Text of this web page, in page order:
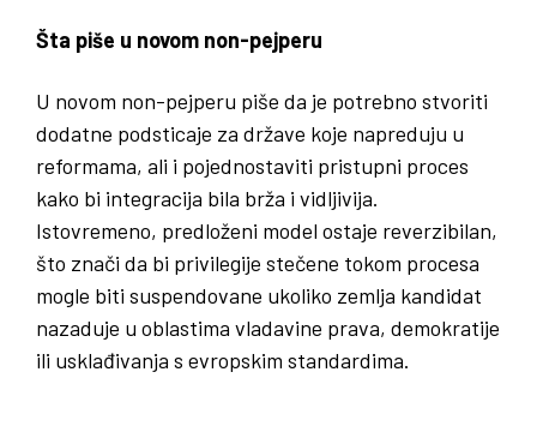
Šta piše u novom non-pejperu
U novom non-pejperu piše da je potrebno stvoriti
dodatne podsticaje za države koje napreduju u
reformama, ali i pojednostaviti pristupni proces
kako bi integracija bila brža i vidljivija.
Istovremeno, predloženi model ostaje reverzibilan,
što znači da bi privilegije stečene tokom procesa
mogle biti suspendovane ukoliko zemlja kandidat
nazaduje u oblastima vladavine prava, demokratije
ili usklađivanja s evropskim standardima.